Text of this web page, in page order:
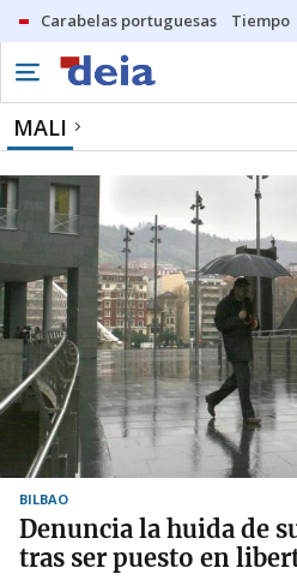
Carabelas portuguesas Tiempo
MALI
BILBAO
Denuncia la huida de
tras ser puesto en